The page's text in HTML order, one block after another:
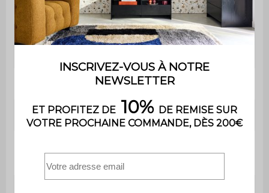
Garantie 2 ans
Montage
Le montage est très simple,
Oui
Longueur 40 cm
Noyer